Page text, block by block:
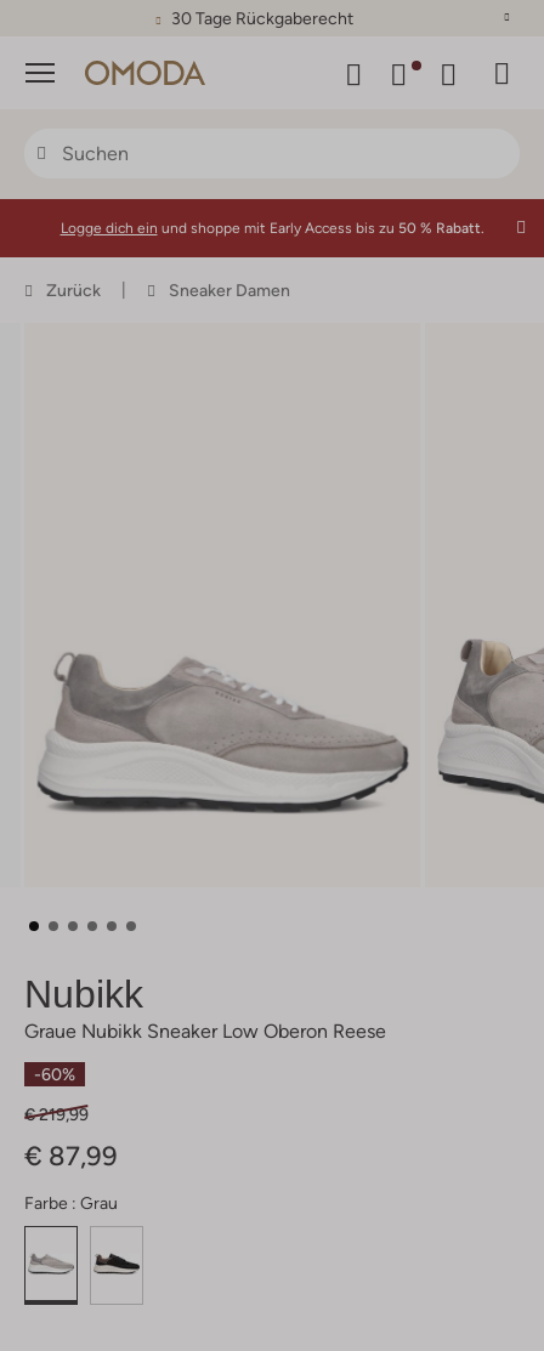
30 Tage Rückgaberecht
Menü
Logge dich ein und shoppe mit Early Access bis zu 50 % Rabatt.
Zurück Sneaker Damen
Nubikk
Graue Nubikk Sneaker Low Oberon Reese
-60%
€ 219,99
€ 87,99
Farbe : Grau